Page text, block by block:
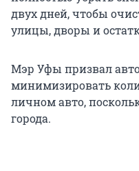
двух дней, чтобы
улицы, дворы и
Мэр Уфы призвал
минимизировать
личном авто,
города.